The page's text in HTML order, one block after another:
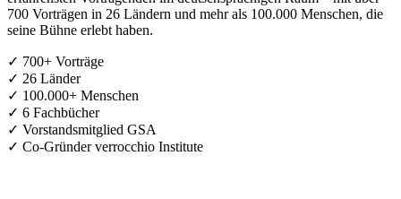
700 Vorträgen in 26 Ländern und mehr als 100.000 Menschen, die
seine Bühne erlebt haben.
✓ 700+ Vorträge
✓ 26 Länder
✓ 100.000+ Menschen
✓ 6 Fachbücher
✓ Vorstandsmitglied GSA
✓ Co-Gründer verrocchio Institute